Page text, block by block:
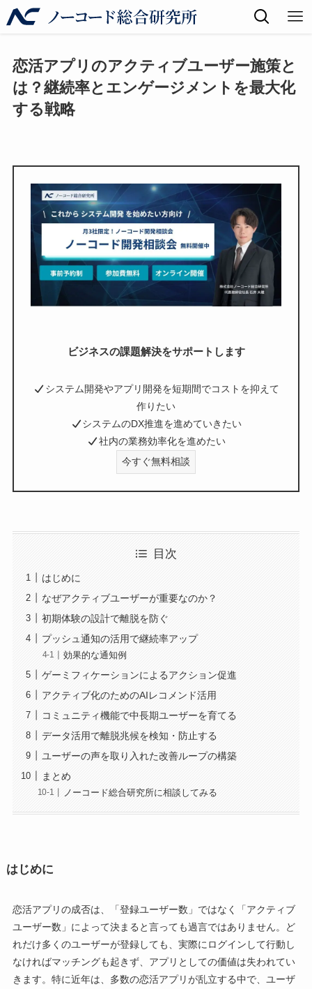
恋活アプリのアクティブユーザー施策と
は？継続率とエンゲージメントを最大化
する戦略
ビジネスの課題解決をサポートします
システム開発やアプリ開発を短期間でコストを抑えて
作りたい
システムのDX推進を進めていきたい
社内の業務効率化を進めたい
今すぐ無料相談
目次
はじめに
なぜアクティブユーザーが重要なのか？
初期体験の設計で離脱を防ぐ
プッシュ通知の活用で継続率アップ
効果的な通知例
ゲーミフィケーションによるアクション促進
アクティブ化のためのAIレコメンド活用
コミュニティ機能で中長期ユーザーを育てる
データ活用で離脱兆候を検知・防止する
ユーザーの声を取り入れた改善ループの構築
まとめ
ノーコード総合研究所に相談してみる
はじめに
恋活アプリの成否は、「登録ユーザー数」ではなく「アクティブ
ユーザー数」によって決まると言っても過言ではありません。ど
れだけ多くのユーザーが登録しても、実際にログインして行動し
なければマッチングも起きず、アプリとしての価値は失われてい
きます。特に近年は、多数の恋活アプリが乱立する中で、ユーザ